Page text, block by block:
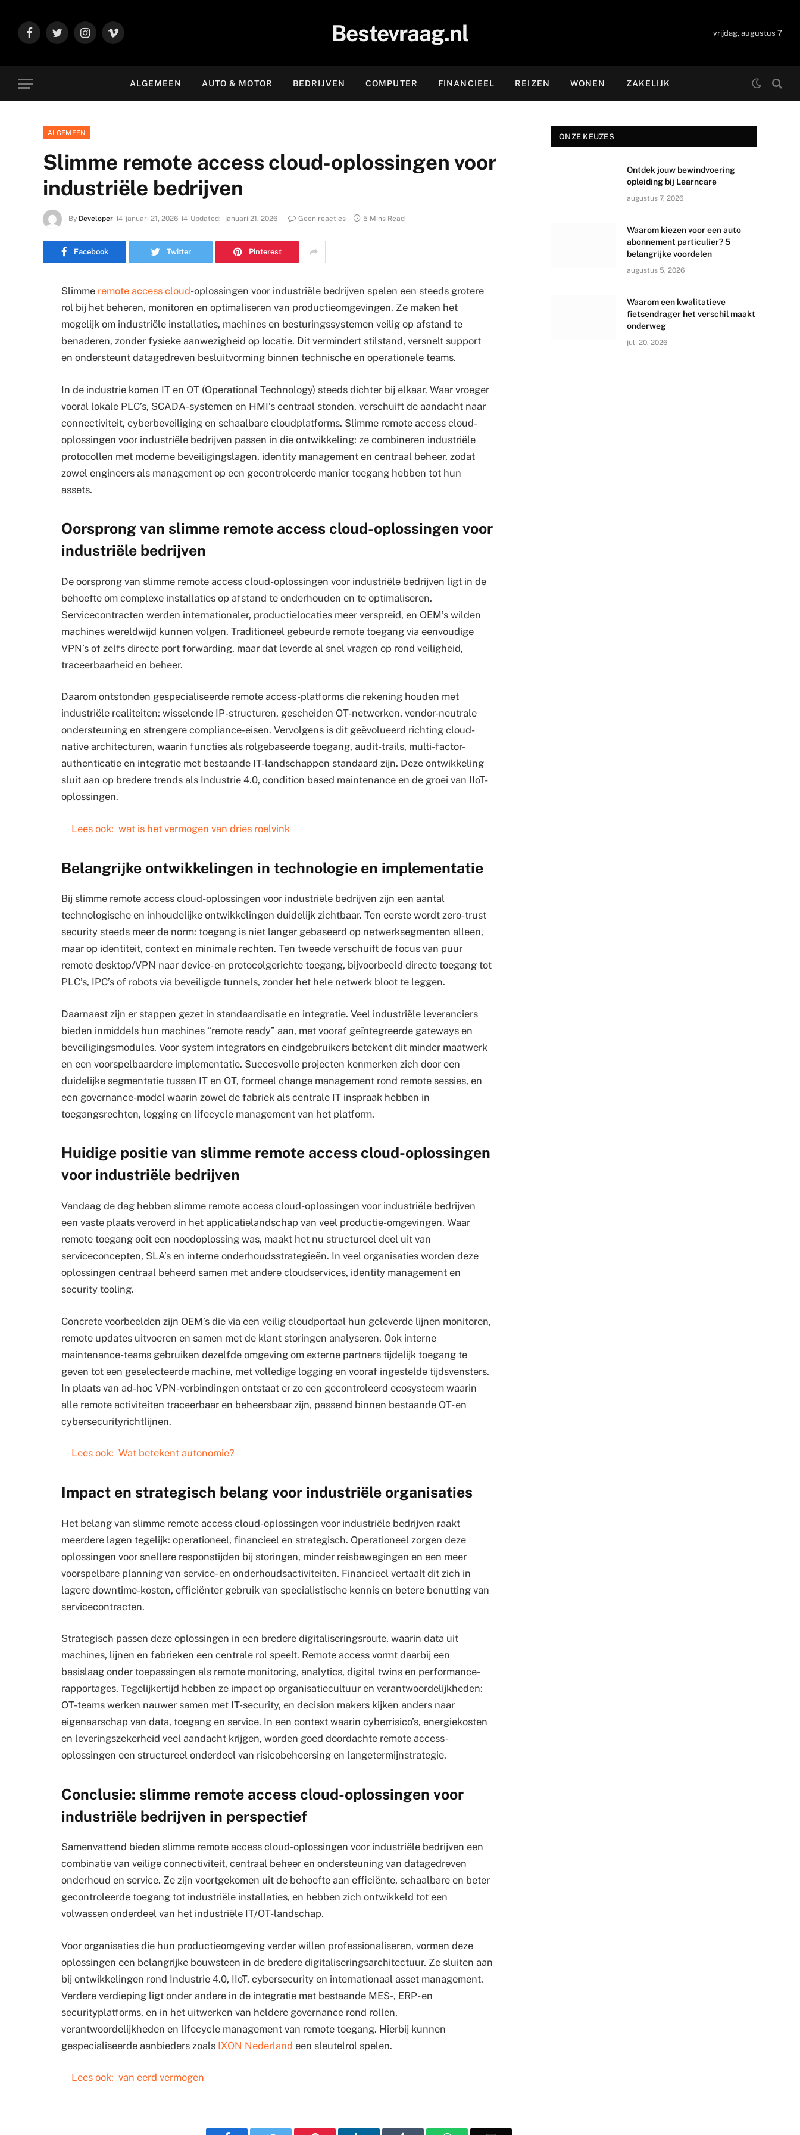
FacebookTwitter Instagram
Vimeo Bestevraag.nl vrijdag, augustus 7
ALGEMEEN AUTO & MOTOR BEDRIJVEN COMPUTER FINANCIEEL REIZEN WONEN ZAKELIJK
ALGEMEEN
Slimme remote access cloud-oplossingen voor
industriële bedrijven
By Developer januari 21, 2026 Updated: januari 21, 2026 Geen reacties 5 Mins Read
Facebook Twitter Pinterest
Slimme remote access cloud-oplossingen voor industriële bedrijven spelen een steeds grotere
rol bij het beheren, monitoren en optimaliseren van productieomgevingen. Ze maken het
mogelijk om industriële installaties, machines en besturingssystemen veilig op afstand te
benaderen, zonder fysieke aanwezigheid op locatie. Dit vermindert stilstand, versnelt support
en ondersteunt datagedreven besluitvorming binnen technische en operationele teams.
In de industrie komen IT en OT (Operational Technology) steeds dichter bij elkaar. Waar vroeger
vooral lokale PLC’s, SCADA-systemen en HMI’s centraal stonden, verschuift de aandacht naar
connectiviteit, cyberbeveiliging en schaalbare cloudplatforms. Slimme remote access cloud-
oplossingen voor industriële bedrijven passen in die ontwikkeling: ze combineren industriële
protocollen met moderne beveiligingslagen, identity management en centraal beheer, zodat
zowel engineers als management op een gecontroleerde manier toegang hebben tot hun
assets.
Oorsprong van slimme remote access cloud-oplossingen voor
industriële bedrijven
De oorsprong van slimme remote access cloud-oplossingen voor industriële bedrijven ligt in de
behoefte om complexe installaties op afstand te onderhouden en te optimaliseren.
Servicecontracten werden internationaler, productielocaties meer verspreid, en OEM’s wilden
machines wereldwijd kunnen volgen. Traditioneel gebeurde remote toegang via eenvoudige
VPN’s of zelfs directe port forwarding, maar dat leverde al snel vragen op rond veiligheid,
traceerbaarheid en beheer.
Daarom ontstonden gespecialiseerde remote access-platforms die rekening houden met
industriële realiteiten: wisselende IP-structuren, gescheiden OT-netwerken, vendor-neutrale
ondersteuning en strengere compliance-eisen. Vervolgens is dit geëvolueerd richting cloud-
native architecturen, waarin functies als rolgebaseerde toegang, audit-trails, multi-factor-
authenticatie en integratie met bestaande IT-landschappen standaard zijn. Deze ontwikkeling
sluit aan op bredere trends als Industrie 4.0, condition based maintenance en de groei van IIoT-
oplossingen.
Lees ook: wat is het vermogen van dries roelvink
Belangrijke ontwikkelingen in technologie en implementatie
Bij slimme remote access cloud-oplossingen voor industriële bedrijven zijn een aantal
technologische en inhoudelijke ontwikkelingen duidelijk zichtbaar. Ten eerste wordt zero-trust
security steeds meer de norm: toegang is niet langer gebaseerd op netwerksegmenten alleen,
maar op identiteit, context en minimale rechten. Ten tweede verschuift de focus van puur
remote desktop/VPN naar device- en protocolgerichte toegang, bijvoorbeeld directe toegang tot
PLC’s, IPC’s of robots via beveiligde tunnels, zonder het hele netwerk bloot te leggen.
Daarnaast zijn er stappen gezet in standaardisatie en integratie. Veel industriële leveranciers
bieden inmiddels hun machines “remote ready” aan, met vooraf geïntegreerde gateways en
beveiligingsmodules. Voor system integrators en eindgebruikers betekent dit minder maatwerk
en een voorspelbaardere implementatie. Succesvolle projecten kenmerken zich door een
duidelijke segmentatie tussen IT en OT, formeel change management rond remote sessies, en
een governance-model waarin zowel de fabriek als centrale IT inspraak hebben in
toegangsrechten, logging en lifecycle management van het platform.
Huidige positie van slimme remote access cloud-oplossingen
voor industriële bedrijven
Vandaag de dag hebben slimme remote access cloud-oplossingen voor industriële bedrijven
een vaste plaats veroverd in het applicatielandschap van veel productie-omgevingen. Waar
remote toegang ooit een noodoplossing was, maakt het nu structureel deel uit van
serviceconcepten, SLA’s en interne onderhoudsstrategieën. In veel organisaties worden deze
oplossingen centraal beheerd samen met andere cloudservices, identity management en
security tooling.
Concrete voorbeelden zijn OEM’s die via een veilig cloudportaal hun geleverde lijnen monitoren,
remote updates uitvoeren en samen met de klant storingen analyseren. Ook interne
maintenance-teams gebruiken dezelfde omgeving om externe partners tijdelijk toegang te
geven tot een geselecteerde machine, met volledige logging en vooraf ingestelde tijdsvensters.
In plaats van ad-hoc VPN-verbindingen ontstaat er zo een gecontroleerd ecosysteem waarin
alle remote activiteiten traceerbaar en beheersbaar zijn, passend binnen bestaande OT- en
cybersecurityrichtlijnen.
Lees ook: Wat betekent autonomie?
Impact en strategisch belang voor industriële organisaties
Het belang van slimme remote access cloud-oplossingen voor industriële bedrijven raakt
meerdere lagen tegelijk: operationeel, financieel en strategisch. Operationeel zorgen deze
oplossingen voor snellere responstijden bij storingen, minder reisbewegingen en een meer
voorspelbare planning van service- en onderhoudsactiviteiten. Financieel vertaalt dit zich in
lagere downtime-kosten, efficiënter gebruik van specialistische kennis en betere benutting van
servicecontracten.
Strategisch passen deze oplossingen in een bredere digitaliseringsroute, waarin data uit
machines, lijnen en fabrieken een centrale rol speelt. Remote access vormt daarbij een
basislaag onder toepassingen als remote monitoring, analytics, digital twins en performance-
rapportages. Tegelijkertijd hebben ze impact op organisatiecultuur en verantwoordelijkheden:
OT-teams werken nauwer samen met IT-security, en decision makers kijken anders naar
eigenaarschap van data, toegang en service. In een context waarin cyberrisico’s, energiekosten
en leveringszekerheid veel aandacht krijgen, worden goed doordachte remote access-
oplossingen een structureel onderdeel van risicobeheersing en langetermijnstrategie.
Conclusie: slimme remote access cloud-oplossingen voor
industriële bedrijven in perspectief
Samenvattend bieden slimme remote access cloud-oplossingen voor industriële bedrijven een
combinatie van veilige connectiviteit, centraal beheer en ondersteuning van datagedreven
onderhoud en service. Ze zijn voortgekomen uit de behoefte aan efficiënte, schaalbare en beter
gecontroleerde toegang tot industriële installaties, en hebben zich ontwikkeld tot een
volwassen onderdeel van het industriële IT/OT-landschap.
Voor organisaties die hun productieomgeving verder willen professionaliseren, vormen deze
oplossingen een belangrijke bouwsteen in de bredere digitaliseringsarchitectuur. Ze sluiten aan
bij ontwikkelingen rond Industrie 4.0, IIoT, cybersecurity en internationaal asset management.
Verdere verdieping ligt onder andere in de integratie met bestaande MES-, ERP- en
securityplatforms, en in het uitwerken van heldere governance rond rollen,
verantwoordelijkheden en lifecycle management van remote toegang. Hierbij kunnen
gespecialiseerde aanbieders zoals IXON Nederland een sleutelrol spelen.
Lees ook: van eerd vermogen
ONZE KEUZES
Ontdek jouw bewindvoering
opleiding bij Learncare
augustus 7, 2026
Waarom kiezen voor een auto
abonnement particulier? 5
belangrijke voordelen
augustus 5, 2026
Waarom een kwalitatieve
fietsendrager het verschil maakt
onderweg
juli 20, 2026